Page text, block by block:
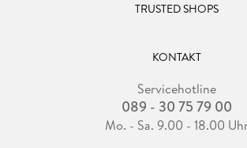
TRUSTED SHOPS
KONTAKT
Servicehotline
089 - 30 75 79 00
Mo. - Sa. 9.00 - 18.00